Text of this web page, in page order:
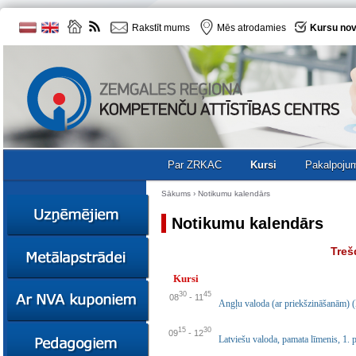
Rakstīt mums Mēs atrodamies Kursu
Par ZRKAC Kursi
uzņēmējdarbība
Resursi
Zemgales uzņēmumu
katalogs
Sākums › Notikumu kalendārs
Notikumu kalendārs
Kursi
0830 - 11 45
Angļu valoda (ar priekšzināšanām)
0915 - 1230
Latviešu valoda, pamata līmenis, 1.